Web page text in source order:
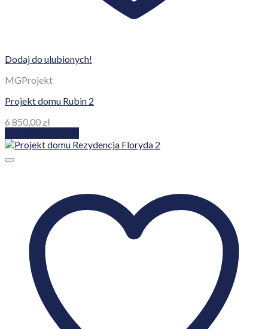
Dodaj do ulubionych!
MGProjekt
Projekt domu Rubin 2
6 850,00 zł